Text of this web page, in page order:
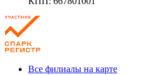
Все филиалы на карте